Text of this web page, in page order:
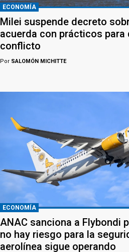
ECONOMÍA
Milei suspende decreto
acuerda con prácticos para
conflicto
Por SALOMÓN MICHITTE
ECONOMÍA
ANAC sanciona a Flybondi
no hay riesgo para la
aerolínea sigue operando